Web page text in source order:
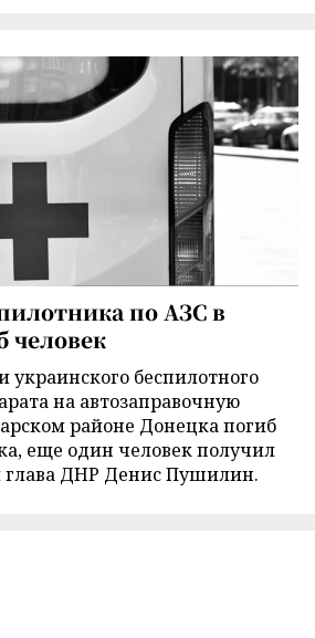
по АЗС в
человек
украинского беспилотного
на автозаправочную
районе Донецка погиб
еще один человек получил
глава ДНР Денис Пушилин.